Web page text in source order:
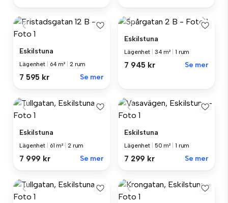
Eskilstuna
Lägenhet 64 m² 2 rum
7 595 kr Se mer
Eskilstuna
Lägenhet 34 m² 1 rum
7 945 kr Se mer
Eskilstuna
Lägenhet 61 m² 2 rum
7 999 kr Se mer
Eskilstuna
Lägenhet 50 m² 1 rum
7 299 kr Se mer